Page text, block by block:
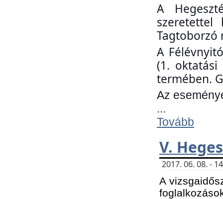
A
Tagtoborzó
A
(1. oktatási
termében.
Az
...
Tovább
V.
2017. 06. 08. -
A